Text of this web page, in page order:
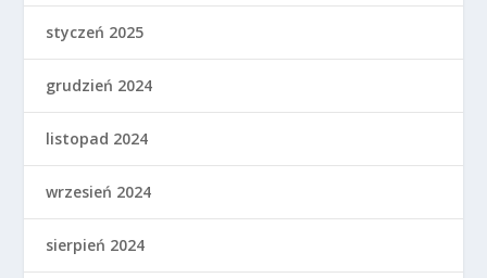
styczeń 2025
grudzień 2024
listopad 2024
wrzesień 2024
sierpień 2024